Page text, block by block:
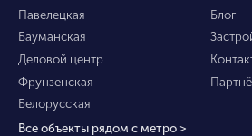
Павелецкая
Бауманская
Деловой центр
Фрунзенская
Белорусская
Все объекты рядом с метро >
Блог